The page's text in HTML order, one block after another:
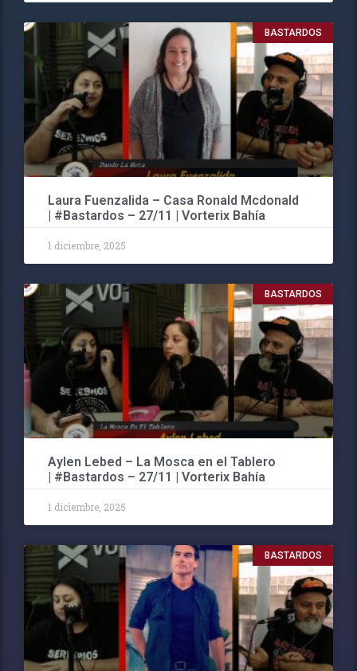
BASTARDOS
Laura Fuenzalida – Casa Ronald Mcdonald
| #Bastardos – 27/11 | Vorterix Bahía
1 diciembre, 2025
BASTARDOS
Aylen Lebed – La Mosca en el Tablero
| #Bastardos – 27/11 | Vorterix Bahía
1 diciembre, 2025
BASTARDOS